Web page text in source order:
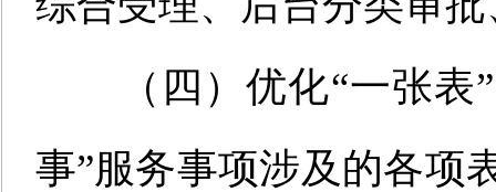
（四）优化“一张表”
事”服务事项涉及的各项